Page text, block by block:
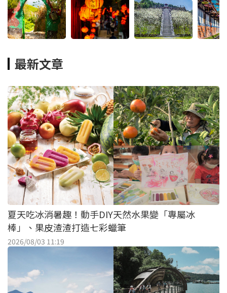
最新文章
夏天吃冰消暑趣！動手DIY天然水果變「專屬冰
棒」、果皮渣渣打造七彩蠟筆
2026/08/03 11:19